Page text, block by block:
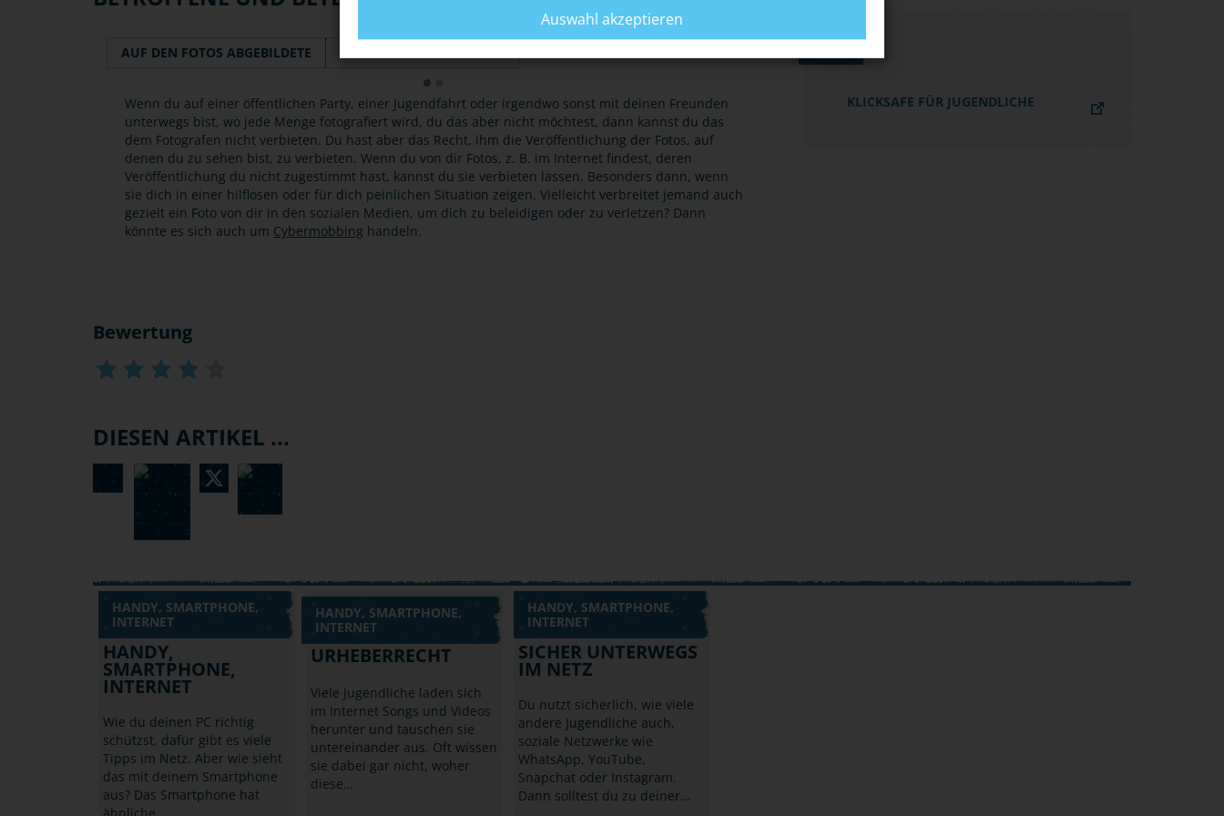
AUF DEN FOTOS ABGEBILDETE
Wenn du auf einer öffentlichen Party, einer Jugendfahrt oder irgendwo sonst mit deinen Freunden
unterwegs bist, wo jede Menge fotografiert wird, du das aber nicht möchtest, dann kannst du das
dem Fotografen nicht verbieten. Du hast aber das Recht, ihm die Veröffentlichung der Fotos, auf
denen du zu sehen bist, zu verbieten. Wenn du von dir Fotos, z. B. im Internet findest, deren
Veröffentlichung du nicht zugestimmt hast, kannst du sie verbieten lassen. Besonders dann, wenn
sie dich in einer hilflosen oder für dich peinlichen Situation zeigen. Vielleicht verbreitet jemand auch
gezielt ein Foto von dir in den sozialen Medien, um dich zu beleidigen oder zu verletzen? Dann
könnte es sich auch um Cybermobbing handeln.
Bewertung
DIESEN ARTIKEL ...
LINKS
KLICKSAFE FÜR JUGENDLICHE
HANDY, SMARTPHONE,
INTERNET
HANDY,
SMARTPHONE,
INTERNET
Wie du deinen PC richtig
schützst, dafür gibt es viele
Tipps im Netz. Aber wie sieht
das mit deinem Smartphone
aus? Das Smartphone hat
ähnliche…
HANDY, SMARTPHONE,
INTERNET
URHEBERRECHT
Viele Jugendliche laden sich
im Internet Songs und Videos
herunter und tauschen sie
untereinander aus. Oft wissen
sie dabei gar nicht, woher
diese…
HANDY, SMARTPHONE,
INTERNET
SICHER UNTERWEGS
IM NETZ
Du nutzt sicherlich, wie viele
andere Jugendliche auch,
soziale Netzwerke wie
WhatsApp, YouTube,
Snapchat oder Instagram.
Dann solltest du zu deiner…
Auswahl akzeptieren